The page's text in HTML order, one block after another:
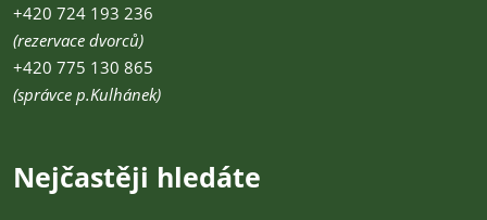
+420 724 193 236
(rezervace dvorců)
+420 775 130 865
(správce p.Kulhánek)
Nejčastěji hledáte